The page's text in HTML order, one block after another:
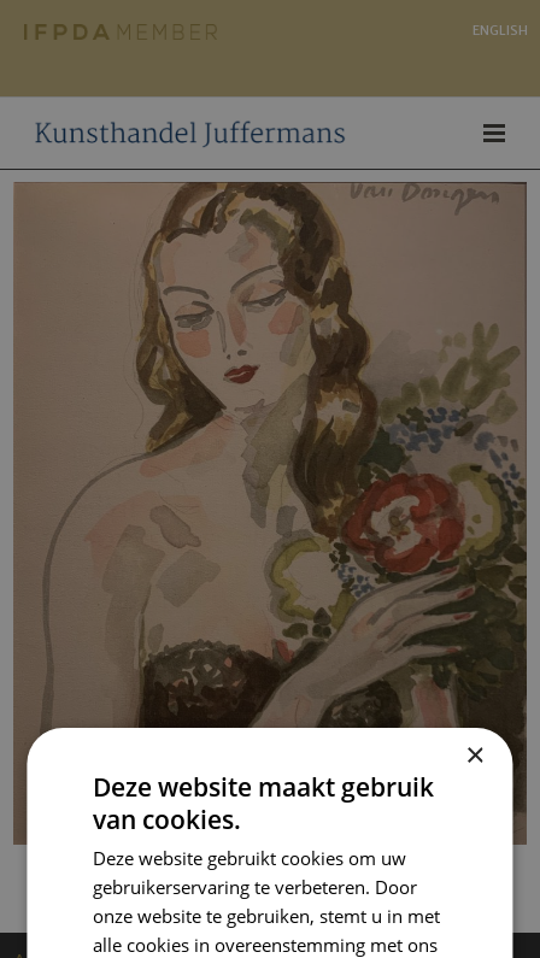
ENGLISH
×
Deze website maakt gebruik
van cookies.
Deze website gebruikt cookies om uw
gebruikerservaring te verbeteren. Door
onze website te gebruiken, stemt u in met
alle cookies in overeenstemming met ons